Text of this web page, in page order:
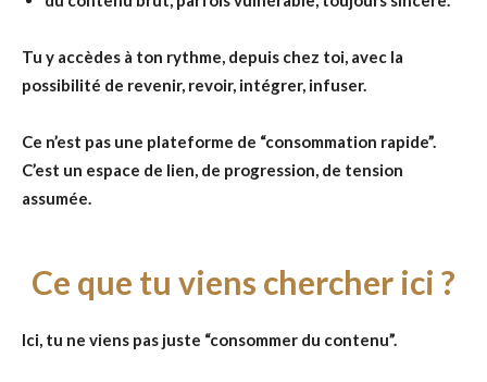
Tu y accèdes à ton rythme, depuis chez toi, avec la
possibilité de revenir, revoir, intégrer, infuser.
Ce n’est pas une plateforme de “consommation rapide”.
C’est un espace de lien, de progression, de tension
assumée.
Ce que tu viens chercher ici ?
Ici, tu ne viens pas juste “consommer du contenu”.